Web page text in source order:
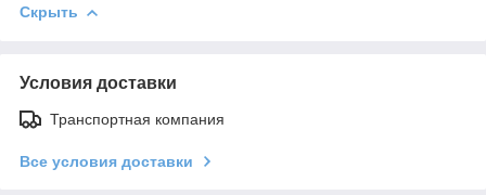
Скрыть
Условия доставки
Транспортная компания
Все условия доставки